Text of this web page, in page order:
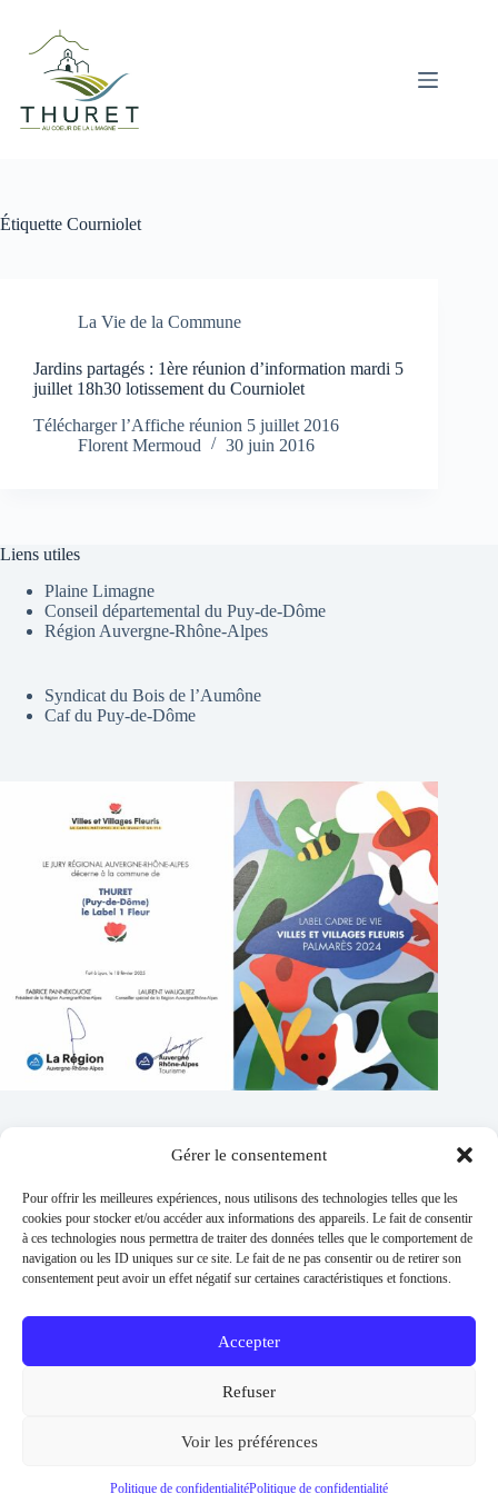
Gérer le consentement
Pour offrir les meilleures expériences, nous utilisons des technologies telles que les
cookies pour stocker et/ou accéder aux informations des appareils. Le fait de consentir
à ces technologies nous permettra de traiter des données telles que le comportement de
navigation ou les ID uniques sur ce site. Le fait de ne pas consentir ou de retirer son
consentement peut avoir un effet négatif sur certaines caractéristiques et fonctions.
Accepter
Refuser
Voir les préférences
Politique de confidentialitéPolitique de confidentialité
contenu
Étiquette Courniolet
La Vie de la Commune
Jardins partagés : 1ère réunion d’information mardi 5
juillet 18h30 lotissement du Courniolet
Télécharger l’Affiche réunion 5 juillet 2016
Florent Mermoud
30 juin 2016
Liens utiles
Plaine Limagne
Conseil départemental du Puy-de-Dôme
Région Auvergne-Rhône-Alpes
Syndicat du Bois de l’Aumône
Caf du Puy-de-Dôme
Addresse :
1 place de l'église 63260 Thuret
Phone:
04 73 97 91 58
E-mail :
Permanences :
Lundi et jeudi 13h30 - 17h30 / Mardi et
Copyright © 2026 -
Mentions légales-Politique de